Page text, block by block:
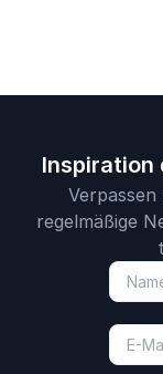
Inspiration
regelmäßige